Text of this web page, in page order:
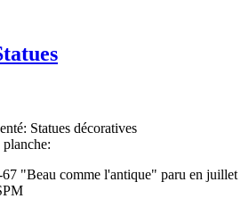
Statues décoratives
"Beau comme l'antique" paru en juillet